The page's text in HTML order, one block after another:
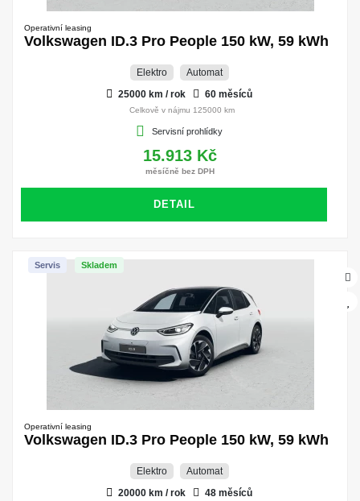
Operativní leasing
Volkswagen ID.3 Pro People 150 kW, 59 kWh
Elektro
Automat
25000 km / rok
60 měsíců
Celkově v nájmu 125000 km
Servisní prohlídky
15.913 Kč
měsíčně bez DPH
DETAIL
Skladem
Servis
Operativní leasing
Volkswagen ID.3 Pro People 150 kW, 59 kWh
Elektro
Automat
20000 km / rok
48 měsíců